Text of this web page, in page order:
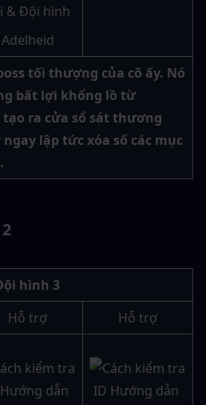
Adelheid
tối thượng của cô ấy. Nó
bất lợi khổng lồ từ
tạo ra cửa sổ sát thương
ngay lập tức xóa sổ các mục
hình 3
Hỗ trợ Hỗ trợ